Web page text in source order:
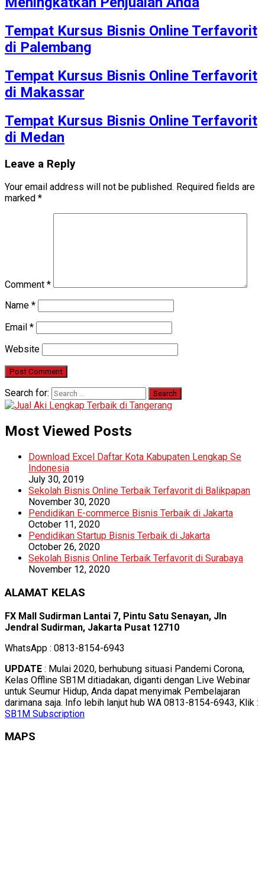
Tempat Kursus Bisnis Online Terfavorit
di Palembang
Tempat Kursus Bisnis Online Terfavorit
di Makassar
Tempat Kursus Bisnis Online Terfavorit
di Medan
Leave a Reply
Your email address will not be published. Required fields are
marked *
Comment *
Name *
Email *
Website
Search for:
Most Viewed Posts
Download Excel Daftar Kota Kabupaten Lengkap Se
Indonesia
July 30, 2019
Sekolah Bisnis Online Terbaik Terfavorit di Balikpapan
November 30, 2020
Pendidikan E-commerce Bisnis Terbaik di Jakarta
October 11, 2020
Pendidikan Startup Bisnis Terbaik di Jakarta
October 26, 2020
Sekolah Bisnis Online Terbaik Terfavorit di Surabaya
November 12, 2020
ALAMAT KELAS
FX Mall Sudirman Lantai 7, Pintu Satu Senayan, Jln
Jendral Sudirman, Jakarta Pusat 12710
WhatsApp : 0813-8154-6943
UPDATE : Mulai 2020, berhubung situasi Pandemi Corona,
Kelas Offline SB1M ditiadakan, diganti dengan Live Webinar
untuk Seumur Hidup, Anda dapat menyimak Pembelajaran
darimana saja. Info lebih lanjut hub WA 0813-8154-6943, Klik :
SB1M Subscription
MAPS